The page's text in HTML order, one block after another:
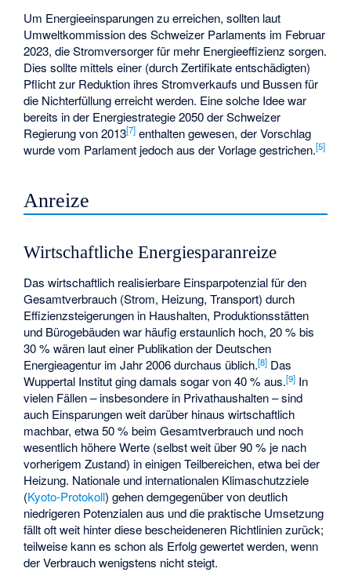
Um Energieeinsparungen zu erreichen, sollten laut
Umweltkommission des Schweizer Parlaments im Februar
2023, die Stromversorger für mehr Energieeffizienz sorgen.
Dies sollte mittels einer (durch Zertifikate entschädigten)
Pflicht zur Reduktion ihres Stromverkaufs und Bussen für
die Nichterfüllung erreicht werden. Eine solche Idee war
bereits in der Energiestrategie 2050 der Schweizer
Regierung von 2013[7] enthalten gewesen, der Vorschlag
wurde vom Parlament jedoch aus der Vorlage gestrichen.[5]
Anreize
Wirtschaftliche Energiesparanreize
Das wirtschaftlich realisierbare Einsparpotenzial für den
Gesamtverbrauch (Strom, Heizung, Transport) durch
Effizienzsteigerungen in Haushalten, Produktionsstätten
und Bürogebäuden war häufig erstaunlich hoch, 20 % bis
30 % wären laut einer Publikation der Deutschen
Energieagentur im Jahr 2006 durchaus üblich.[8] Das
Wuppertal Institutging damals sogar von 40 % aus.[9] In
vielen Fällen – insbesondere in Privathaushalten – sind
auch Einsparungen weit darüber hinaus wirtschaftlich
machbar, etwa 50 % beim Gesamtverbrauch und noch
wesentlich höhere Werte (selbst weit über 90 % je nach
vorherigem Zustand) in einigen Teilbereichen, etwa bei der
Heizung. Nationale und internationalen Klimaschutzziele
(Kyoto-Protokoll) gehen demgegenüber von deutlich
niedrigeren Potenzialen aus und die praktische Umsetzung
fällt oft weit hinter diese bescheideneren Richtlinien zurück;
teilweise kann es schon als Erfolg gewertet werden, wenn
der Verbrauch wenigstens nicht steigt.